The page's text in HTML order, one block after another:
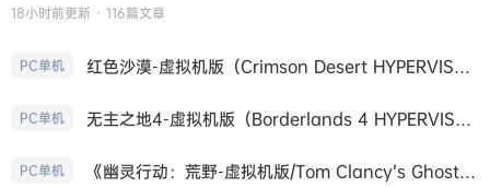
18小时前更新 · 116篇文章
PC单机 红色沙漠-虚拟机版（Crimson Desert HYPERVISOR）免安装中文版
PC单机 无主之地4-虚拟机版（Borderlands 4 HYPERVISOR）免安装中文版
PC单机 《幽灵行动：荒野-虚拟机版/Tom Clancy’s Ghost Recon Wildlands HYPERVISOR》免安装中文版